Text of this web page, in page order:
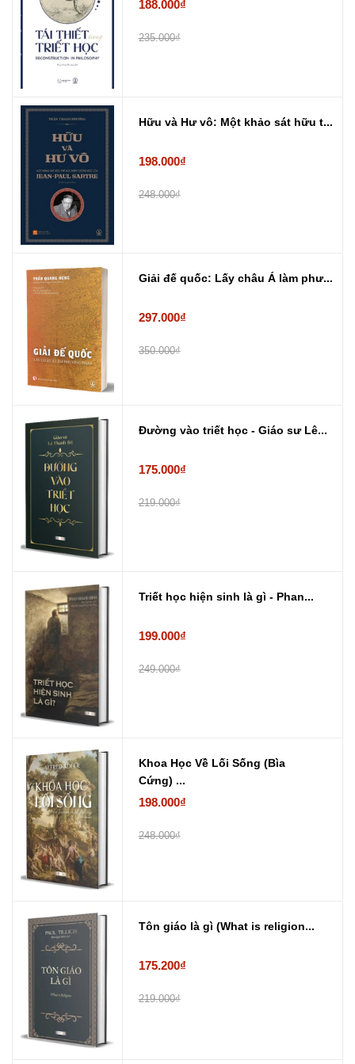
188.000₫
235.000₫
Hữu và Hư vô: Một khảo sát hữu t...
198.000₫
248.000₫
Giải đế quốc: Lấy châu Á làm phư...
297.000₫
350.000₫
Đường vào triết học - Giáo sư Lê...
175.000₫
219.000₫
Triết học hiện sinh là gì - Phan...
199.000₫
249.000₫
Khoa Học Về Lối Sống (Bìa
Cứng) ...
198.000₫
248.000₫
Tôn giáo là gì (What is religion...
175.200₫
219.000₫